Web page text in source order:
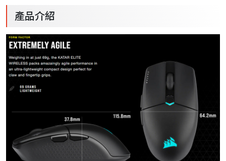
產品介紹